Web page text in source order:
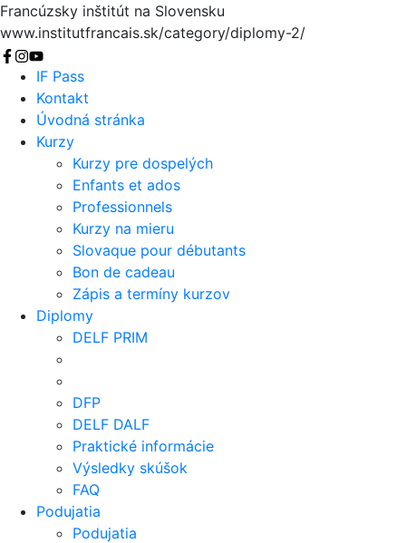
Francúzsky inštitút na Slovensku
www.institutfrancais.sk/category/diplomy-2/
Vyhľadať
IF Pass
Kontakt
Úvodná stránka
Kurzy
Kurzy pre dospelých
Enfants et ados
Professionnels
Kurzy na mieru
Slovaque pour débutants
Bon de cadeau
Zápis a termíny kurzov
Diplomy
DELF PRIM
DFP
DELF DALF
Praktické informácie
Výsledky skúšok
FAQ
Podujatia
Podujatia